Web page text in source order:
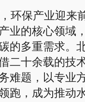
环保产业迎来
业的核心领域
的多重需求。
二十余载的技
难题，以专业
跑，成为推动